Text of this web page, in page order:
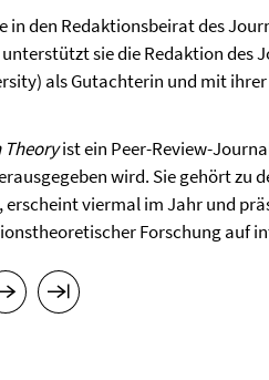
in den Redaktionsbeirat des
unterstützt sie die Redaktion des
als Gutachterin und mit
Theoryist ein Peer-Review-
wird. Sie gehört zu
viermal im Jahr und
Forschung auf